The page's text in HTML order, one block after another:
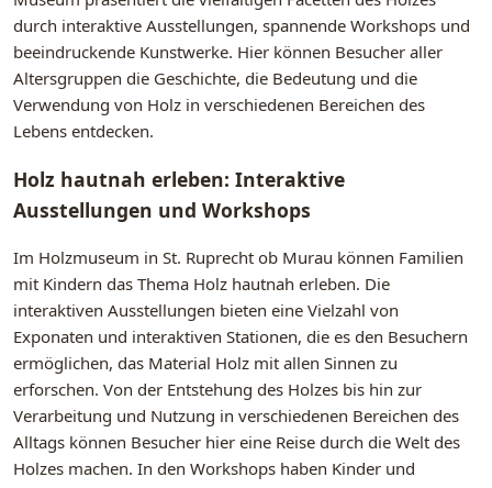
durch interaktive Ausstellungen, spannende Workshops und
beeindruckende Kunstwerke. Hier können Besucher aller
Altersgruppen die Geschichte, die Bedeutung und die
Verwendung von Holz in verschiedenen Bereichen des
Lebens entdecken.
Holz hautnah erleben: Interaktive
Ausstellungen und Workshops
Im Holzmuseum in St. Ruprecht ob Murau können Familien
mit Kindern das Thema Holz hautnah erleben. Die
interaktiven Ausstellungen bieten eine Vielzahl von
Exponaten und interaktiven Stationen, die es den Besuchern
ermöglichen, das Material Holz mit allen Sinnen zu
erforschen. Von der Entstehung des Holzes bis hin zur
Verarbeitung und Nutzung in verschiedenen Bereichen des
Alltags können Besucher hier eine Reise durch die Welt des
Holzes machen. In den Workshops haben Kinder und